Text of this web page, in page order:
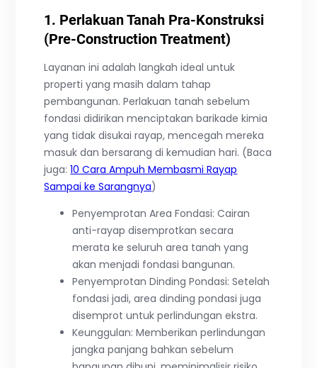
1. Perlakuan Tanah Pra-Konstruksi
(Pre-Construction Treatment)
Layanan ini adalah langkah ideal untuk
properti yang masih dalam tahap
pembangunan. Perlakuan tanah sebelum
fondasi didirikan menciptakan barikade kimia
yang tidak disukai rayap, mencegah mereka
masuk dan bersarang di kemudian hari. (Baca
juga:10 Cara Ampuh Membasmi Rayap
Sampai ke Sarangnya)
Penyemprotan Area Fondasi: Cairan
anti-rayap disemprotkan secara
merata ke seluruh area tanah yang
akan menjadi fondasi bangunan.
Penyemprotan Dinding Pondasi: Setelah
fondasi jadi, area dinding pondasi juga
disemprot untuk perlindungan ekstra.
Keunggulan: Memberikan perlindungan
jangka panjang bahkan sebelum